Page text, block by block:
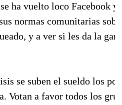
ha vuelto loco Facebook y
normas comunitarias
y a ver si les da la
se suben el sueldo los
Votan a favor todos los